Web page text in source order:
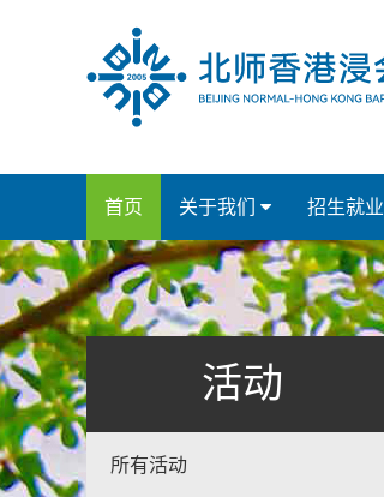
首页 关于我们 招生就业
活动
所有活动